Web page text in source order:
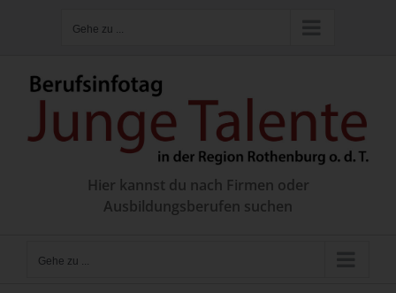
Gehe zu ...
Hier kannst du nach Firmen oder
Ausbildungsberufen suchen
Gehe zu ...